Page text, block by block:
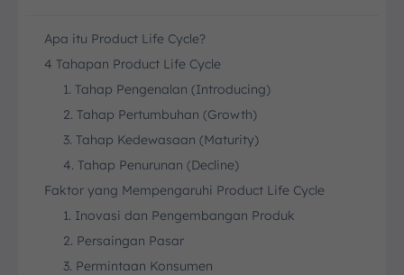
Apa itu Product Life Cycle?
4 Tahapan Product Life Cycle
1. Tahap Pengenalan (Introducing)
2. Tahap Pertumbuhan (Growth)
3. Tahap Kedewasaan (Maturity)
4. Tahap Penurunan (Decline)
Faktor yang Mempengaruhi Product Life Cycle
1. Inovasi dan Pengembangan Produk
2. Persaingan Pasar
3. Permintaan Konsumen